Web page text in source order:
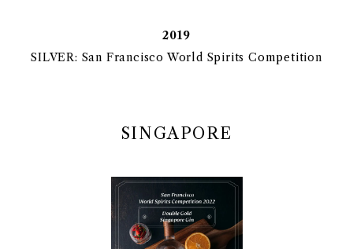
2019
SILVER: San Francisco World Spirits Competition
SINGAPORE